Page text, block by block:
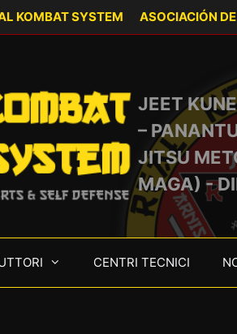
KOMBAT SYSTEM ASOCIACIÓN
& SELF DEFENSE
JEET
–
JITSU
MAGA) -
CENTRI TECNICI